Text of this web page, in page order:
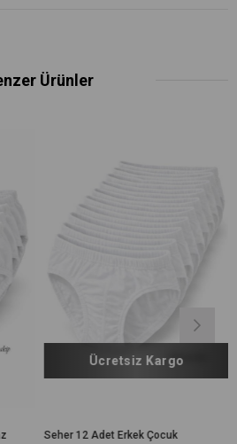
Ürünler
12 Adet Erkek Çocuk
Ücretsiz Kargo